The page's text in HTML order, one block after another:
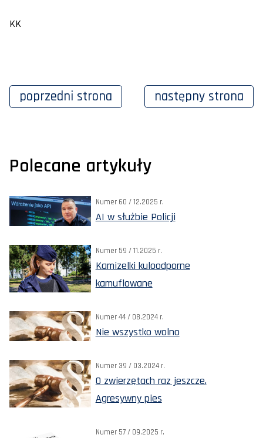
KK
poprzedni strona następny strona
Polecane artykuły
Numer 60 / 12.2025 r.
AI w służbie Policji
Numer 59 / 11.2025 r.
Kamizelki kuloodporne
kamuflowane
Numer 44 / 08.2024 r.
Nie wszystko wolno
Numer 39 / 03.2024 r.
O zwierzętach raz jeszcze.
Agresywny pies
Numer 57 / 09.2025 r.